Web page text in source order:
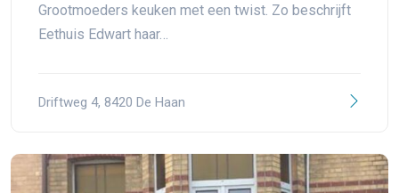
Grootmoeders keuken met een twist. Zo beschrijft
Eethuis Edwart haar…
Driftweg 4, 8420 De Haan